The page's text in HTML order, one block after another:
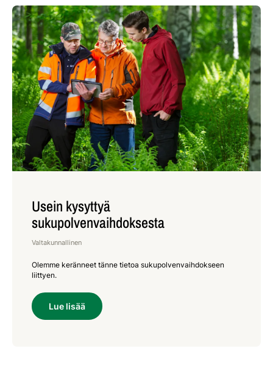
Usein kysyttyä
sukupolvenvaihdoksesta
Valtakunnallinen
Olemme keränneet tänne tietoa sukupolvenvaihdokseen
liittyen.
Lue lisää